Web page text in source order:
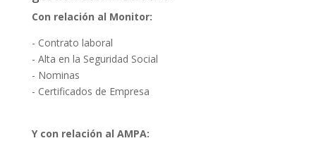
Con relación al Monitor:
- Contrato laboral
- Alta en la Seguridad Social
- Nominas
- Certificados de Empresa
Y con relación al AMPA: